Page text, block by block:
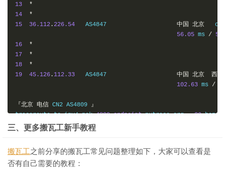
13
*
14
*
15
36.112 .226.54
   AS4847
中国 北京
56.05 ms /
16
*
17
*
18
*
19
45.126 . 112.33
   AS4847
中国 北京
西城
102.63 ms /
『北京 电信 CN2 AS4809 』
traceroute to ipv4.pek-4809.endpoint.nxtrace.org., 30 hops
45.78.0.200
     AS25820
0.31 ms /
3
*
三、更多搬瓦工新手教程
搬瓦工之前分享的搬瓦工常见问题整理如下，大家可以查看是
否有自己需要的教程：